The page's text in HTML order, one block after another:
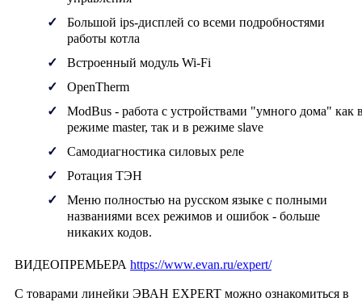
Большой ips-дисплей со всеми подробностями
работы котла
Встроенный модуль Wi-Fi
OpenTherm
ModBus - работа с устройствами "умного дома" как
режиме master, так и в режиме slave
Самодиагностика силовых реле
Ротация ТЭН
Меню полностью на русском языке с полными
названиями всех режимов и ошибок - больше
никаких кодов.
ВИДЕОПРЕМЬЕРА https://www.evan.ru/expert/
С товарами линейки ЭВАН EXPERT можно ознакомиться в